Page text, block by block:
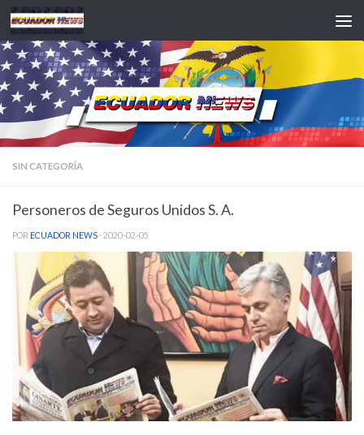
Saltar al contenido
SIN CATEGORÍA
Personeros de Seguros Unidos S. A.
POR ECUADOR NEWS · 2020-02-05